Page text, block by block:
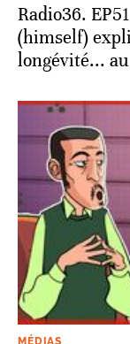
Radio36.
(himself)
longévité...
MÉDIAS